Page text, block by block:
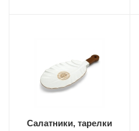
Салатники, тарелки